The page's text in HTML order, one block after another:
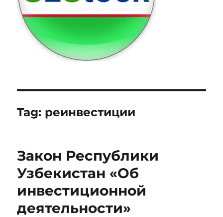
Tag: реинвестиции
Закон Республики
Узбекистан «Об
инвестиционной
деятельности»